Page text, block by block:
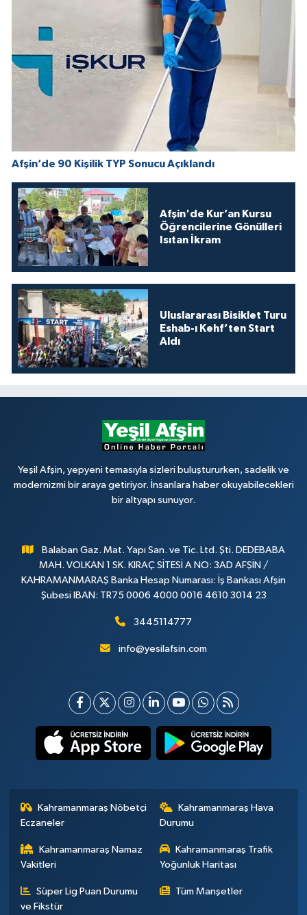
Afşin’de 90 Kişilik TYP Sonucu Açıklandı
Afşin'de Kur’an Kursu
Öğrencilerine Gönülleri
Isıtan İkram
Uluslararası Bisiklet Turu
Eshab-ı Kehf’ten Start
Aldı
Yeşil Afşin, yepyeni temasıyla sizleri buluştururken, sadelik ve
modernizmi bir araya getiriyor. İnsanlara haber okuyabilecekleri
bir altyapı sunuyor.
Balaban Gaz. Mat. Yapı San. ve Tic. Ltd. Şti. DEDEBABA
MAH. VOLKAN 1 SK. KIRAÇ SİTESİ A NO: 3AD AFŞİN /
KAHRAMANMARAŞ Banka Hesap Numarası: İş Bankası Afşin
Şubesi IBAN: TR75 0006 4000 0016 4610 3014 23
3445114777
info@yesilafsin.com
Kahramanmaraş Nöbetçi
Eczaneler
Kahramanmaraş Hava
Durumu
Kahramanmaraş Namaz
Vakitleri
Kahramanmaraş Trafik
Yoğunluk Haritası
Süper Lig Puan Durumu
ve Fikstür
Tüm Manşetler